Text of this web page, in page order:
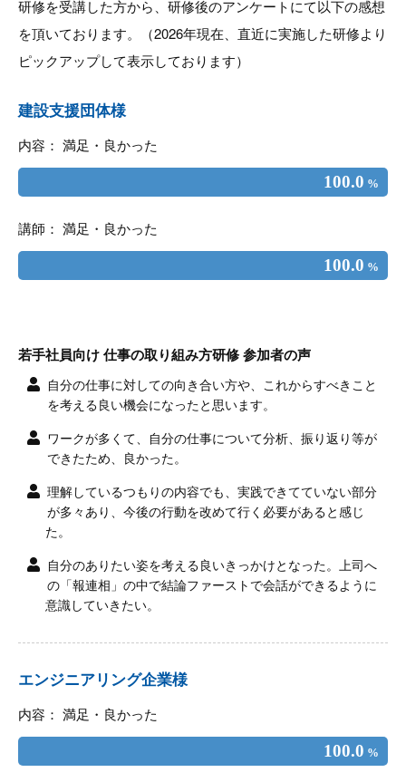
研修を受講した方から、研修後のアンケートにて以下の感想
を頂いております。（2026年現在、直近に実施した研修より
ピックアップして表示しております）
建設支援団体様
内容： 満足・良かった
100.0 %
講師： 満足・良かった
100.0 %
若手社員向け 仕事の取り組み方研修 参加者の声
自分の仕事に対しての向き合い方や、これからすべきこと
を考える良い機会になったと思います。
ワークが多くて、自分の仕事について分析、振り返り等が
できたため、良かった。
理解しているつもりの内容でも、実践できてていない部分
が多々あり、今後の行動を改めて行く必要があると感じ
た。
自分のありたい姿を考える良いきっかけとなった。上司へ
の「報連相」の中で結論ファーストで会話ができるように
意識していきたい。
エンジニアリング企業様
内容： 満足・良かった
100.0 %